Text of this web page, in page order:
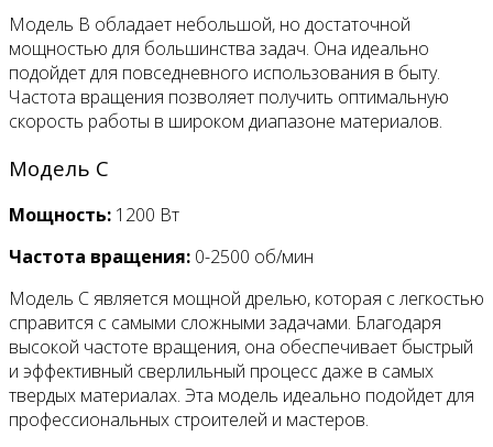
Модель B обладает небольшой, но достаточной
мощностью для большинства задач. Она идеально
подойдет для повседневного использования в быту.
Частота вращения позволяет получить оптимальную
скорость работы в широком диапазоне материалов.
Модель C
Мощность: 1200 Вт
Частота вращения: 0-2500 об/мин
Модель C является мощной дрелью, которая с легкостью
справится с самыми сложными задачами. Благодаря
высокой частоте вращения, она обеспечивает быстрый
и эффективный сверлильный процесс даже в самых
твердых материалах. Эта модель идеально подойдет для
профессиональных строителей и мастеров.